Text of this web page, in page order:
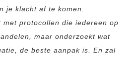
je klacht af te komen.
met protocollen die iedereen op
maar onderzoekt wat
de beste aanpak is. En zal